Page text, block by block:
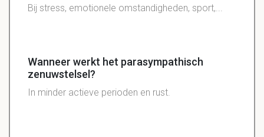
Bij stress, emotionele omstandigheden, sport,...
Wanneer werkt het parasympathisch
zenuwstelsel?
In minder actieve perioden en rust.